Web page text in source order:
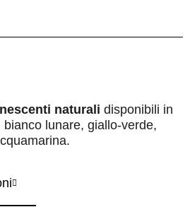
naturali disponibili in
lunare, giallo-verde,